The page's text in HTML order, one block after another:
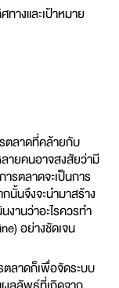
างและเป้าหมาย
ตลาดที่คล้ายกับ
ายคนอาจสงสัยว่ามี
รตลาดจะเป็นการ
นั้นจึงจะนำมาสร้าง
านว่าอะไรควรทำ
อย่างชัดเจน
ตลาดก็เพื่อจัดระบบ